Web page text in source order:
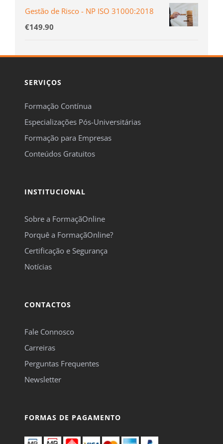
Gestão de Risco - NP ISO 31000:2018
€149.90
SERVIÇOS
Formação Contínua
Especializações Pós-Universitárias
Formação para Empresas
Conteúdos Gratuitos
INSTITUCIONAL
Sobre a FormaçãOnline
Porquê a FormaçãOnline?
Certificação e Segurança
Notícias
CONTACTOS
Fale Connosco
Carreiras
Perguntas Frequentes
Newsletter
FORMAS DE PAGAMENTO